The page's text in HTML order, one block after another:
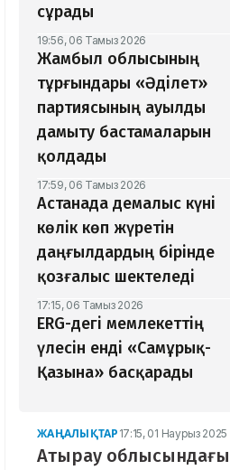
сұрады
19:56, 06 Тамыз 2026
Жамбыл облысының
тұрғындары «Әділет»
партиясының ауылды
дамыту бастамаларын
қолдады
17:59, 06 Тамыз 2026
Астанада демалыс күні
көлік көп жүретін
даңғылдардың бірінде
қозғалыс шектеледі
17:15, 06 Тамыз 2026
ERG-дегі мемлекеттің
үлесін енді «Самұрық-
Қазына» басқарады
ЖАҢАЛЫҚТАР 17:15, 01 Наурыз 2025
Атырау